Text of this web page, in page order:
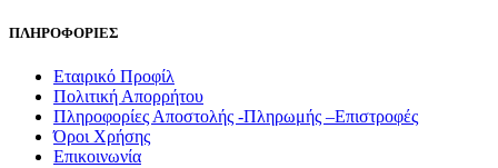
ΠΛΗΡΟΦΟΡΙΕΣ
Εταιρικό Προφίλ
Πολιτική Απορρήτου
Πληροφορίες Αποστολής -Πληρωμής –Επιστροφές
Όροι Χρήσης
Επικοινωνία